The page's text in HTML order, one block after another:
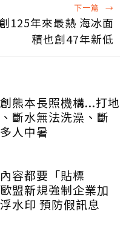
下一篇 →
125年來最熱 海冰面
積也創47年新低
熊本長照機構...打地
斷水無法洗澡、斷
人中暑
容都要「貼標
盟新規強制企業加
水印 預防假訊息